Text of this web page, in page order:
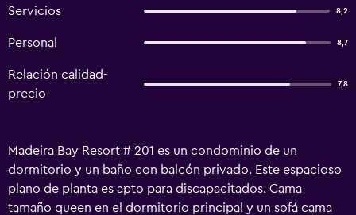
Servicios 8,2
Personal 8,7
Relación calidad-
precio
7,8
Madeira Bay Resort # 201 es un condominio de un
dormitorio y un baño con balcón privado. Este espacioso
plano de planta es apto para discapacitados. Cama
tamaño queen en el dormitorio principal y un sofá cama